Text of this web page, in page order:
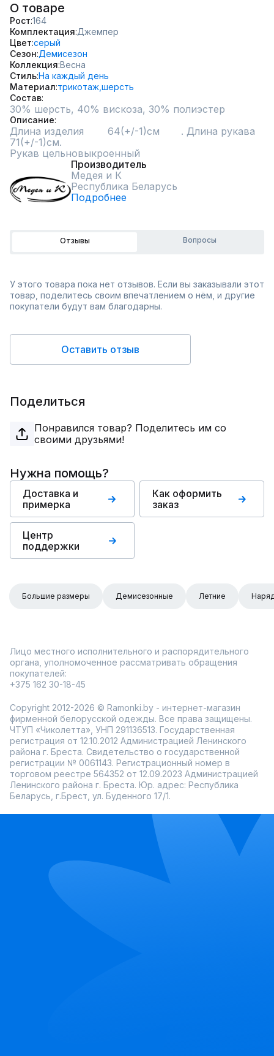
О товаре
Рост 164
Комплектация Джемпер
Цвет серый
Сезон Демисезон
Коллекция Весна
СтильНа каждый день
Материал трикотаж, шерсть
Состав
30% шерсть, 40% вискоза, 30% полиэстер
Описание
Длина изделия 	64(+/-1)см	. Длина рукава
71(+/-1)см.
Рукав цельновыкроенный
Производитель
Медея и К
Республика Беларусь
Подробнее
Отзывы Вопросы
У этого товара пока нет отзывов. Если вы заказывали этот
товар, поделитесь своим впечатлением о нём, и другие
покупатели будут вам благодарны.
Оставить отзыв
Поделиться
Понравился товар? Поделитесь им со
своими друзьями!
Нужна помощь?
Доставка и
примерка
Как оформить
заказ
Центр
поддержки
Большие размеры Демисезонные Летние
Лицо местного исполнительного и распорядительного
органа, уполномоченное рассматривать обращения
покупателей:
+375 162 30-18-45
Copyright 2012-2026 © Ramonki.by - интернет-магазин
фирменной белорусской одежды. Все права защищены.
ЧТУП «Чиколетта», УНП 291136513. Государственная
регистрация от 12.10.2012 Администрацией Ленинского
района г. Бреста. Свидетельство о государственной
регистрации № 0061143. Регистрационный номер в
торговом реестре 564352 от 12.09.2023 Администрацией
Ленинского района г. Бреста. Юр. адрес: Республика
Беларусь, г.Брест, ул. Буденного 17/1.